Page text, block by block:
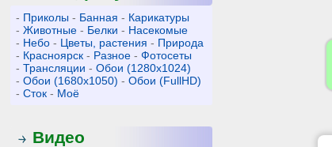
- Приколы - Банная - Карикатуры
-Животные - Белки - Насекомые
- Небо - Цветы, растения - Природа
- Красноярск - Разное -Фотосеты
-Трансляции -Обои (1280x1024)
-Обои (1680x1050) -Обои (FullHD)
-Сток - Моё
Видео